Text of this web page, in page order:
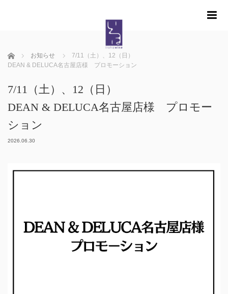
ホーム お知らせ
7/11（土）、12（日）
DEAN & DELUCA名古屋店様 プロモーション
7/11（土）、12（日）
DEAN & DELUCA名古屋店様 プロモー
ション
2026.06.30